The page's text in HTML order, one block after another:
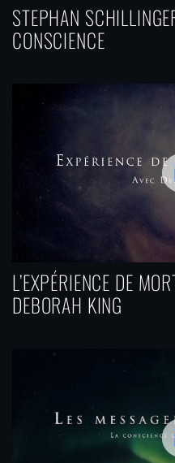
STEPHAN
CONSCIENCE
L’EXPÉRIENCE DE
DEBORAH KING